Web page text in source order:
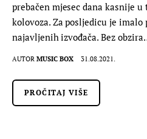
prebačen mjesec dana kasnije u
kolovoza. Za posljedicu je
najavljenih izvođača. Bez
AUTOR MUSIC BOX 31.08.2021.
PROČITAJ VIŠE